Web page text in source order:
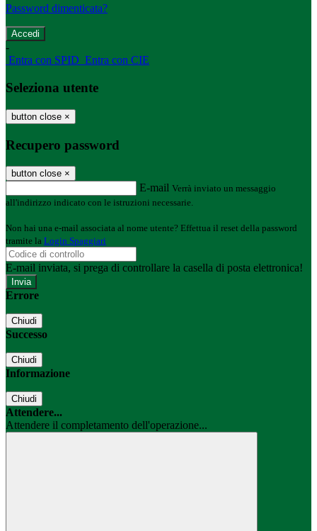
Password dimenticata?
-
Entra con SPID Entra con CIE
Seleziona utente
button close ×
Recupero password
button close ×
E-mail Verrà inviato un messaggio
all'indirizzo indicato con le istruzioni necessarie.
Non hai una e-mail associata al nome utente? Effettua il reset della password
tramite la Login Spaggiari
E-mail inviata, si prega di controllare la casella di posta elettronica!
Errore
Chiudi
Successo
Chiudi
Informazione
Chiudi
Attendere...
Attendere il completamento dell'operazione...